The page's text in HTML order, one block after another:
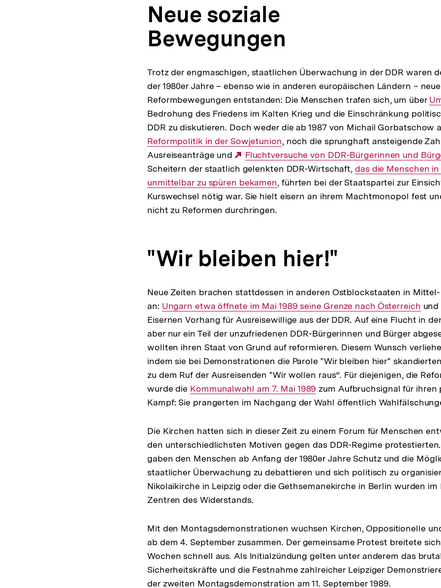
Neue soziale
Bewegungen
Trotz der engmaschigen, staatlichen Überwachung in der DDR waren
der 1980er Jahre – ebenso wie in anderen europäischen Ländern – neue
Reformbewegungen entstanden: Die Menschen trafen sich, um über
Bedrohung des Friedens im Kalten Krieg und die Einschränkung
DDR zu diskutieren. Doch weder die ab 1987 von Michail Gorbatschow
Reformpolitik in der Sowjetunion, noch die sprunghaft ansteigende
Ausreiseanträge und
Externer
Link:
Fluchtversuche von DDR-Bürgerinnen und
Scheitern der staatlich gelenkten DDR-Wirtschaft, Interner
Link:
das die Menschen
unmittelbar zu spüren bekamen, führten bei der Staatspartei zur
Kurswechsel nötig war. Sie hielt eisern an ihrem Machtmonopol fest
nicht zu Reformen durchringen.
"Wir bleiben hier!"
Neue Zeiten brachen stattdessen in anderen Ostblockstaaten in
an: Interner
Link:
Ungarn etwa öffnete im Mai 1989 seine Grenze nach Österreich
Eisernen Vorhang für Ausreisewillige aus der DDR. Auf eine Flucht in
aber nur ein Teil der unzufriedenen DDR-Bürgerinnen und Bürger
wollten ihren Staat von Grund auf reformieren. Diesem Wunsch
indem sie bei Demonstrationen die Parole "Wir bleiben hier"
zu dem Ruf der Ausreisenden "Wir wollen raus“. Für diejenigen, die
wurde die Interner
Link:
Kommunalwahl am 7. Mai 1989 zum Aufbruchsignal für ihren
Kampf: Sie prangerten im Nachgang der Wahl öffentlich
Die Kirchen hatten sich in dieser Zeit zu einem Forum für Menschen
den unterschiedlichsten Motiven gegen das DDR-Regime
gaben den Menschen ab Anfang der 1980er Jahre Schutz und die
staatlicher Überwachung zu debattieren und sich politisch zu
Nikolaikirche in Leipzig oder die Gethsemanekirche in Berlin wurden im
Zentren des Widerstands.
Mit den Montagsdemonstrationen wuchsen Kirchen, Oppositionelle
ab dem 4. September zusammen. Der gemeinsame Protest breitete
Wochen schnell aus. Als Initialzündung gelten unter anderem das
Sicherheitskräfte und die Festnahme zahlreicher Leipziger
der zweiten Montagsdemonstration am 11. September 1989.